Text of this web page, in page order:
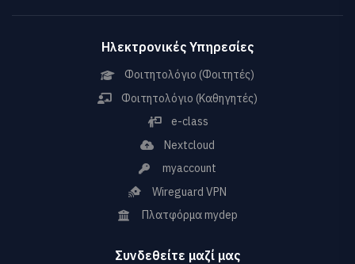
Ηλεκτρονικές Υπηρεσίες
Φοιτητολόγιο (Φοιτητές)
Φοιτητολόγιο (Καθηγητές)
e-class
Nextcloud
myaccount
Wireguard VPN
Πλατφόρμα mydep
Συνδεθείτε μαζί μας